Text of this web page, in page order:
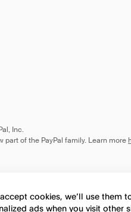
Inc.
part of the PayPal family. Learn more
cookies, we’ll use them
ads when you visit other